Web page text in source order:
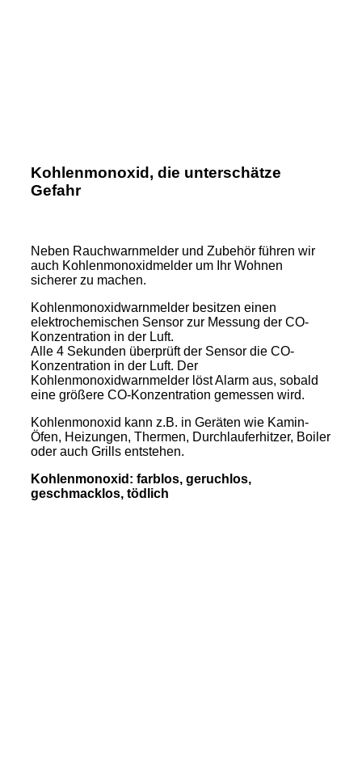
Kohlenmonoxid, die unterschätze
Gefahr
Neben Rauchwarnmelder und Zubehör führen wir
auch Kohlenmonoxidmelder um Ihr Wohnen
sicherer zu machen.
Kohlenmonoxidwarnmelder besitzen einen
elektrochemischen Sensor zur Messung der CO-
Konzentration in der Luft.
Alle 4 Sekunden überprüft der Sensor die CO-
Konzentration in der Luft. Der
Kohlenmonoxidwarnmelder löst Alarm aus, sobald
eine größere CO-Konzentration gemessen wird.
Kohlenmonoxid kann z.B. in Geräten wie Kamin-
Öfen, Heizungen, Thermen, Durchlauferhitzer, Boiler
oder auch Grills entstehen.
Kohlenmonoxid: farblos, geruchlos,
geschmacklos, tödlich